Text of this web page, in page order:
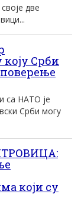
две
коjу Срби
са НATO jе
Срби могу
који су